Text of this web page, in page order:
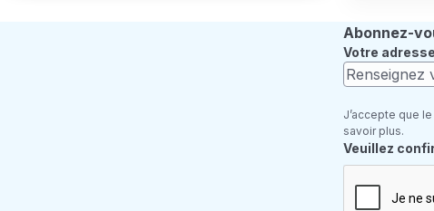
Abonnez-
Votre
J’accepte que
savoir plus.
Champ requis
Veuillez